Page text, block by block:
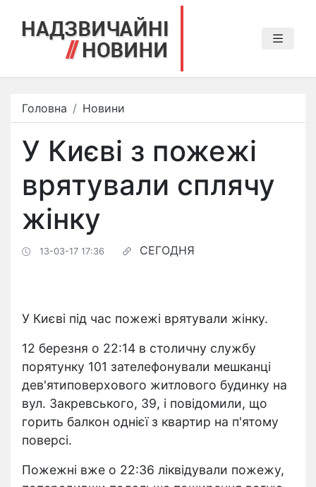
Головна Новини
У Києві з пожежі
врятували сплячу
жінку
13-03-17 17:36 СЕГОДНЯ
У Києві під час пожежі врятували жінку.
12 березня о 22:14 в столичну службу
порятунку 101 зателефонували мешканці
дев'ятиповерхового житлового будинку на
вул. Закревського, 39, і повідомили, що
горить балкон однієї з квартир на п'ятому
поверсі.
Пожежні вже о 22:36 ліквідували пожежу,